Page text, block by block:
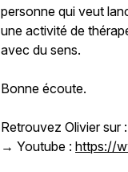
personne qui veut
une activité de
avec du sens.
Bonne écoute.
Retrouvez Olivier sur :
→ Youtube : https://